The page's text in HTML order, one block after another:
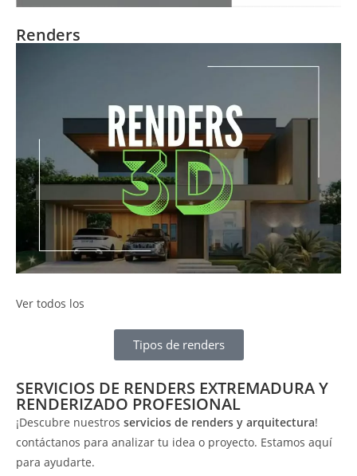
Renders
Ver todos los
Tipos de renders
SERVICIOS DE RENDERS EXTREMADURA Y
RENDERIZADO PROFESIONAL
¡Descubre nuestros servicios de renders y arquitectura!
contáctanos para analizar tu idea o proyecto. Estamos aquí
para ayudarte.